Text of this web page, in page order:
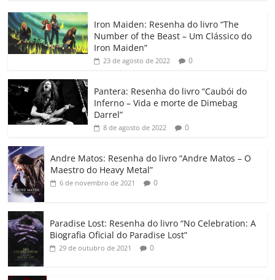
c
e
b
o
o
k
itt
er
at
s
A
p
e
dI
gl
e
Cl
a
ss
ro
o
p
y
Li
k
m
p
h
ar
Iron Maiden: Resenha do livro “The
Number of the Beast – Um Clássico do
Iron Maiden”
23 de agosto de 2022 0
Pantera: Resenha do livro “Caubói do
Inferno – Vida e morte de Dimebag
Darrel”
8 de agosto de 2022 0
Andre Matos: Resenha do livro “Andre Matos – O
Maestro do Heavy Metal”
6 de novembro de 2021 0
Paradise Lost: Resenha do livro “No Celebration: A
Biografia Oficial do Paradise Lost”
29 de outubro de 2021 0